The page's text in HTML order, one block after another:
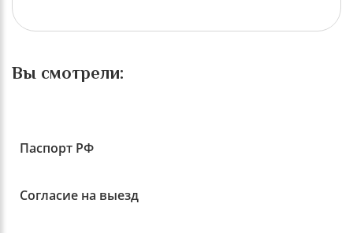
Вы смотрели:
Паспорт РФ
Согласие на выезд